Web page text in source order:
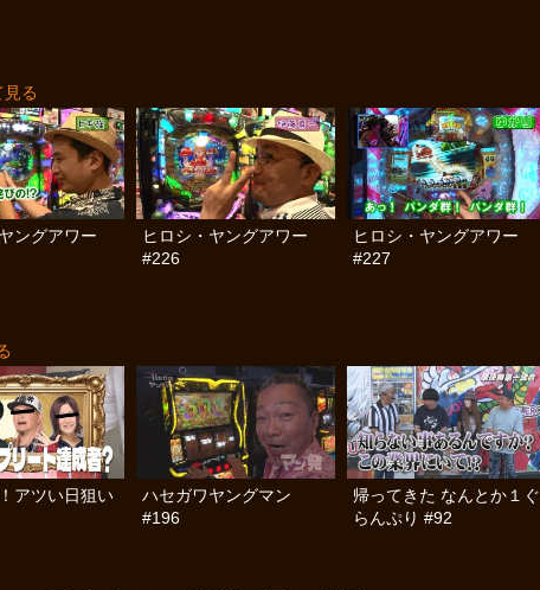
る
ングアワー
ヒロシ・ヤングアワー
#226
ヒロシ・ヤングアワー
#227
アツい日狙い
ハセガワヤングマン
#196
帰ってきた なんとか１ぐ
らんぷり #92